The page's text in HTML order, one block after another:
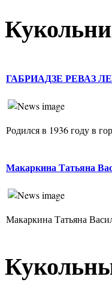
ГАБРИАДЗЕ РЕВАЗ
Родился в 1936 году в
Макаркина Татьяна
Макаркина Татьяна